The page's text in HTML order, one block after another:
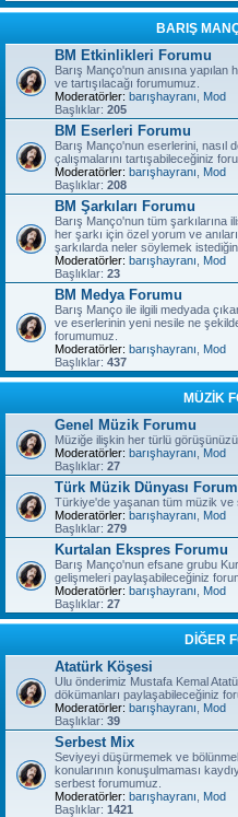
BARIŞ
BM Etkinlikleri Forumu
Barış Manço'nun anısına yapılan
ve tartışılacağı forumumuz.
Moderatörler: barışhayranı
Mod
Başlıklar: 205
BM Eserleri Forumu
Barış Manço'nun eserlerini, nasıl
çalışmalarını tartışabileceğiniz
Moderatörler: barışhayranı
Mod
Başlıklar: 208
BM Şarkıları Forumu
Barış Manço'nun tüm şarkılarına
her şarkı için özel yorum ve
şarkılarda neler söylemek
Moderatörler: barışhayranı
Mod
Başlıklar: 23
BM Medya Forumu
Barış Manço ile ilgili medyada
ve eserlerinin yeni nesile ne
forumumuz.
Moderatörler: barışhayranı
Mod
Başlıklar: 437
MÜZİK
Genel Müzik Forumu
Müziğe ilişkin her türlü
Moderatörler: barışhayranı
Mod
Başlıklar: 27
Türk Müzik Dünyası
Türkiye'de yaşanan tüm müzik ve
Moderatörler: barışhayranı
Mod
Başlıklar: 279
Kurtalan Ekspres Forumu
Barış Manço'nun efsane grubu
gelişmeleri paylaşabileceğiniz
Moderatörler: barışhayranı
Mod
Başlıklar: 27
DİĞER
Atatürk Köşesi
Ulu önderimiz Mustafa Kemal
dökümanları paylaşabileceğiniz
Moderatörler: barışhayranı
Mod
Başlıklar: 39
Serbest Mix
Seviyeyi düşürmemek ve
konularının konuşulmaması
serbest forumumuz.
Moderatörler: barışhayranı
Mod
Başlıklar: 1421